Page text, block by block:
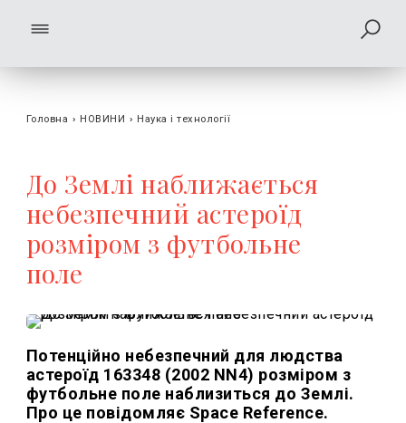
Головна › НОВИНИ › Наука і технології
До Землі наближається
небезпечний астероїд
розміром з футбольне
поле
Потенційно небезпечний для людства
астероїд 163348 (2002 NN4) розміром з
футбольне поле наблизиться до Землі.
Про це повідомляє Space Reference.